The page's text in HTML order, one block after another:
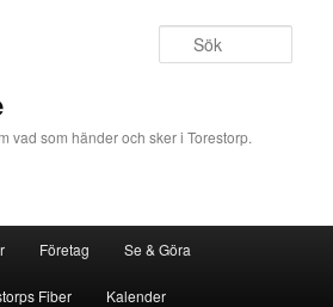
vad som händer och sker i Torestorp.
Företag Se & Göra
Fiber Kalender